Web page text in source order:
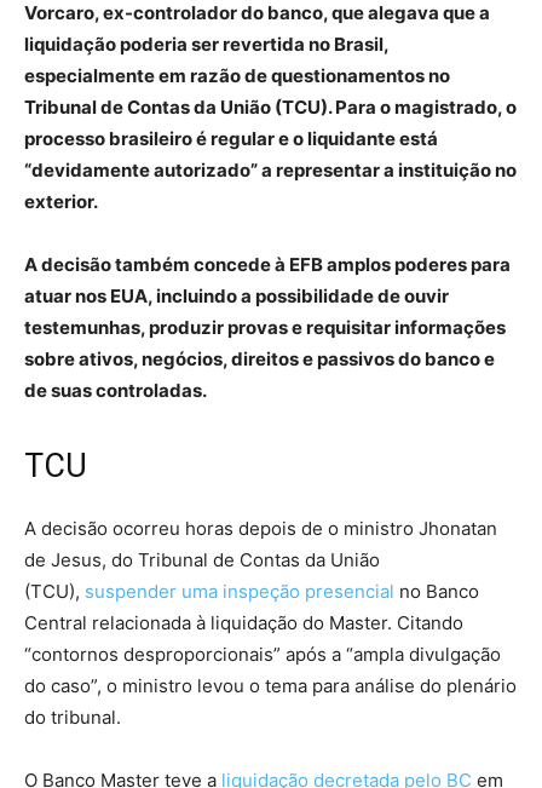
Vorcaro, ex-controlador do banco, que alegava que a
liquidação poderia ser revertida no Brasil,
especialmente em razão de questionamentos no
Tribunal de Contas da União (TCU). Para o magistrado, o
processo brasileiro é regular e o liquidante está
“devidamente autorizado” a representar a instituição no
exterior.
A decisão também concede à EFB amplos poderes para
atuar nos EUA, incluindo a possibilidade de ouvir
testemunhas, produzir provas e requisitar informações
sobre ativos, negócios, direitos e passivos do banco e
de suas controladas.
TCU
A decisão ocorreu horas depois de o ministro Jhonatan
de Jesus, do Tribunal de Contas da União
(TCU), suspender uma inspeção presencial no Banco
Central relacionada à liquidação do Master. Citando
“contornos desproporcionais” após a “ampla divulgação
do caso”, o ministro levou o tema para análise do plenário
do tribunal.
O Banco Master teve a liquidação decretada pelo BC em